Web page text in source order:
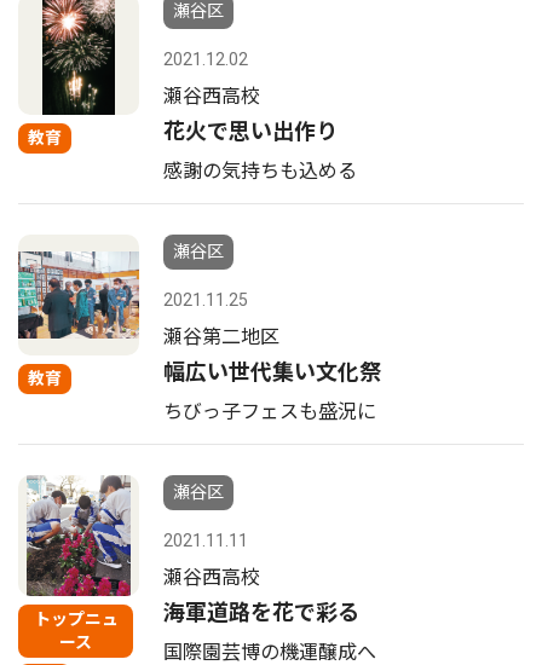
教育
瀬谷区
2021.12.02
瀬谷西高校
花火で思い出作り
感謝の気持ちも込める
教育
瀬谷区
2021.11.25
瀬谷第二地区
幅広い世代集い文化祭
ちびっ子フェスも盛況に
トップニュ
ース
瀬谷区
2021.11.11
瀬谷西高校
海軍道路を花で彩る
国際園芸博の機運醸成へ